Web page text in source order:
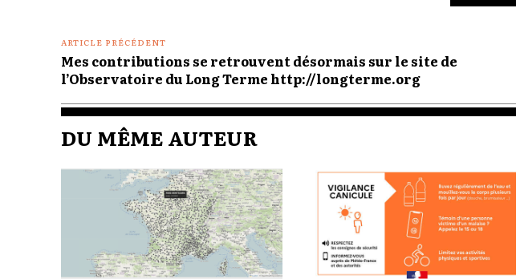
ARTICLE PRÉCÉDENT
Mes contributions se retrouvent désormais sur le site de
l’Observatoire du Long Terme http://longterme.org
DU MÊME AUTEUR